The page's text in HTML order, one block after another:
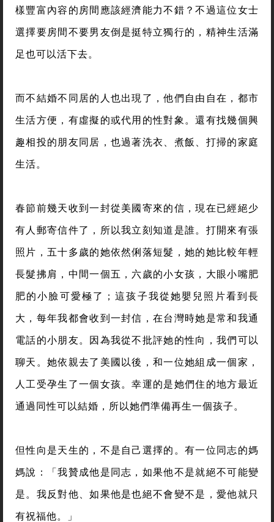
樣豐富內容的房間應該經濟能力不錯？不過這位女士
選擇要房間不要男友倒是挺特立獨行的，精神生活滿
足也可以活下去。
而不結婚不同居的人也出現了，他們自由自在，都市
生活方便，有虛擬的或代用的性對象。還有找幾個興
趣相投的朋友同居，也過著洗衣、煮飯、打掃的家庭
生活。
春節前幾天收到一封從美國寄來的信，現在已經絕少
有人郵寄信件了，所以我立刻知道是誰。打開來有張
照片，五十多歲的她依然俐落短髮，她的她比較年輕
長髮拂肩，中間一個五，六歲的小女孩，大眼小嘴肥
肥的小臉可愛極了；這孩子我從她嬰兒照片看到長
大，每年我都會收到一封信，在台灣時她是常和我通
電話的小朋友。因為我從不批評她的性向，我們可以
聊天。她依親去了美國以後，和一位她組成一個家，
人工受孕生了一個女孩。幸運的是她們住的地方最近
通過同性可以結婚，所以她們準備再生一個孩子。
但性向是天生的，不是自己選擇的。有一位同志的媽
媽說：「我贊成他是同志，如果他不是就絕不可能變
是。我反對他、如果他是也絕不會變不是，愛他就只
有祝福他。」